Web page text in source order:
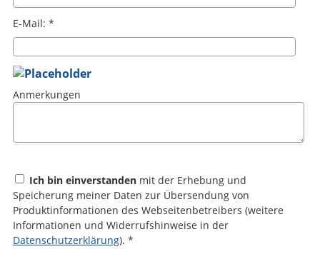
E-Mail: *
Anmerkungen
Ich bin einverstanden mit der Erhebung und
Speicherung meiner Daten zur Übersendung von
Produktinformationen des Webseitenbetreibers (weitere
Informationen und Widerrufshinweise in der
Datenschutzerklärung). *